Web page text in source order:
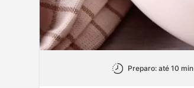
Preparo: até 10 min